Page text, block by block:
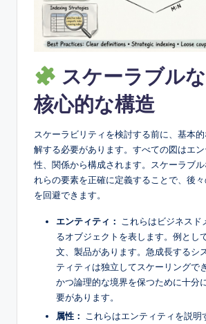
スケーラブル
核心的な構造
スケーラビリティを検討する前に、基本
解する必要があります。すべての図はエ
性、関係から構成されます。スケーラブ
れらの要素を正確に定義することで、後
を回避できます。
エンティティ：
これらはビジネスド
るオブジェクトを表します。例とし
文、製品があります。急成長するシ
ティティは独立してスケーリングで
かつ論理的な境界を保つために十分
要があります。
属性：
これらはエンティティを説明